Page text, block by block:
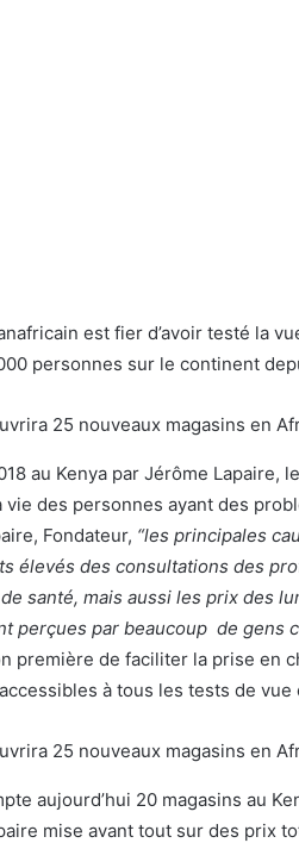
est fier d’avoir testé la
personnes sur le continent
au Kenya par Jérôme
vie des personnes ayant des
Fondateur, “les principales
élevés des consultations des
santé, mais aussi les prix des
perçues par beaucoup de gens
première de faciliter la prise en
à tous les tests de
aujourd’hui 20 magasins au
mise avant tout sur des prix